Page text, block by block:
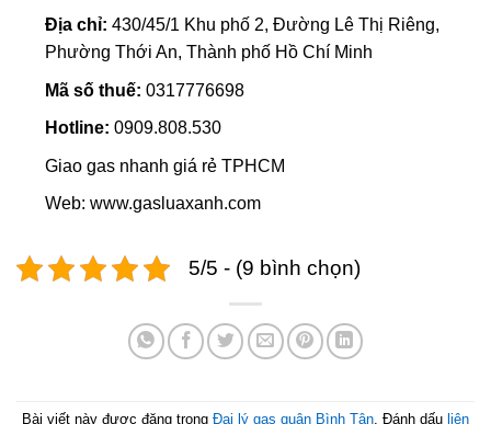
Địa chỉ: 430/45/1 Khu phố 2, Đường Lê Thị Riêng,
Phường Thới An, Thành phố Hồ Chí Minh
Mã số thuế: 0317776698
Hotline: 0909.808.530
Giao gas nhanh giá rẻ TPHCM
Web: www.gasluaxanh.com
5/5 - (9 bình chọn)
Bài viết này được đăng trong Đại lý gas quận Bình Tân . Đánh dấu liên